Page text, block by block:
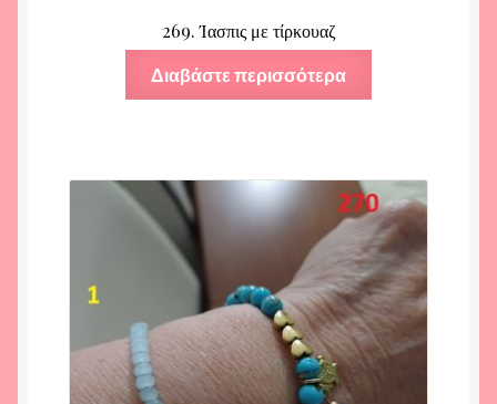
269. Ίασπις με τίρκουαζ
Διαβάστε περισσότερα